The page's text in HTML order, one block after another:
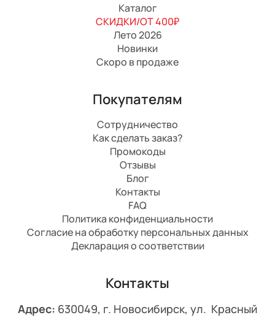
Каталог
СКИДКИ/ОТ 400₽
Лето 2026
Новинки
Скоро в продаже
Покупателям
Сотрудничество
Как сделать заказ?
Промокоды
Отзывы
Блог
Контакты
FAQ
Политика конфиденциальности
Согласие на обработку персональных данных
Декларация о соответствии
Контакты
Адрес: 630049, г. Новосибирск, ул. Красный